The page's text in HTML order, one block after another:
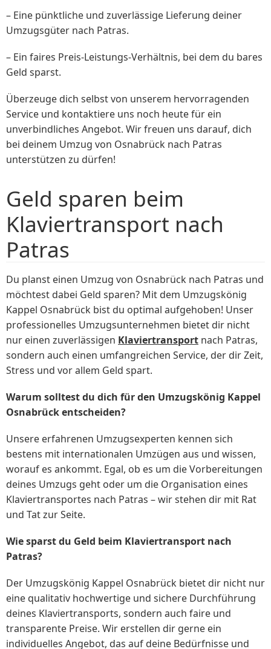
– Eine pünktliche und zuverlässige Lieferung deiner
Umzugsgüter nach Patras.
– Ein faires Preis-Leistungs-Verhältnis, bei dem du bares
Geld sparst.
Überzeuge dich selbst von unserem hervorragenden
Service und kontaktiere uns noch heute für ein
unverbindliches Angebot. Wir freuen uns darauf, dich
bei deinem Umzug von Osnabrück nach Patras
unterstützen zu dürfen!
Geld sparen beim
Klaviertransport nach
Patras
Du planst einen Umzug von Osnabrück nach Patras und
möchtest dabei Geld sparen? Mit dem Umzugskönig
Kappel Osnabrück bist du optimal aufgehoben! Unser
professionelles Umzugsunternehmen bietet dir nicht
nur einen zuverlässigen Klaviertransport nach Patras,
sondern auch einen umfangreichen Service, der dir Zeit,
Stress und vor allem Geld spart.
Warum solltest du dich für den Umzugskönig Kappel
Osnabrück entscheiden?
Unsere erfahrenen Umzugsexperten kennen sich
bestens mit internationalen Umzügen aus und wissen,
worauf es ankommt. Egal, ob es um die Vorbereitungen
deines Umzugs geht oder um die Organisation eines
Klaviertransportes nach Patras – wir stehen dir mit Rat
und Tat zur Seite.
Wie sparst du Geld beim Klaviertransport nach
Patras?
Der Umzugskönig Kappel Osnabrück bietet dir nicht nur
eine qualitativ hochwertige und sichere Durchführung
deines Klaviertransports, sondern auch faire und
transparente Preise. Wir erstellen dir gerne ein
individuelles Angebot, das auf deine Bedürfnisse und